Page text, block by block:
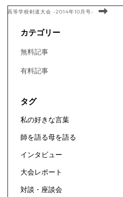
高等学校剣道大会 -2014年10月号-
カテゴリー
無料記事
有料記事
タグ
私の好きな言葉
師を語る母を語る
インタビュー
大会レポート
対談・座談会